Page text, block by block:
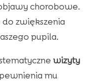
chorobowe.
zwiększenia
pupila.
wizyty
mu